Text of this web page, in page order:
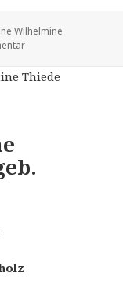
Wilhelmine
zu Berta Karoline